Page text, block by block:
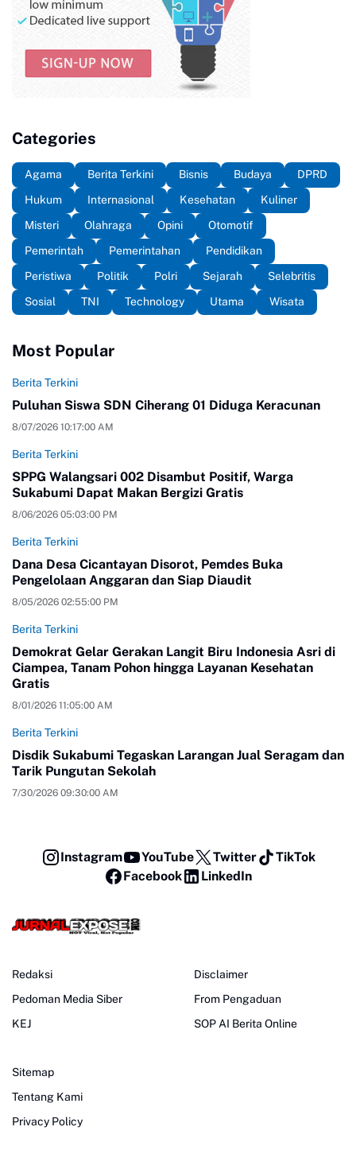
Categories
Agama Berita Terkini Bisnis Budaya
DPRD
Hukum
Internasional Kesehatan
Kuliner
Misteri
Olahraga Opini
Otomotif
Pemerintah
Pemerintahan
Pendidikan
Peristiwa
Politik Polri Sejarah
Selebritis
Sosial
TNI Technology Utama Wisata
Most Popular
Berita Terkini
Puluhan Siswa SDN Ciherang 01 Diduga Keracunan
8/07/2026 10:17:00 AM
Berita Terkini
SPPG Walangsari 002 Disambut Positif, Warga
Sukabumi Dapat Makan Bergizi Gratis
8/06/2026 05:03:00 PM
Berita Terkini
Dana Desa Cicantayan Disorot, Pemdes Buka
Pengelolaan Anggaran dan Siap Diaudit
8/05/2026 02:55:00 PM
Berita Terkini
Demokrat Gelar Gerakan Langit Biru Indonesia Asri di
Ciampea, Tanam Pohon hingga Layanan Kesehatan
Gratis
8/01/2026 11:05:00 AM
Berita Terkini
Disdik Sukabumi Tegaskan Larangan Jual Seragam dan
Tarik Pungutan Sekolah
7/30/2026 09:30:00 AM
Instagram YouTube Twitter
TikTok
Facebook
LinkedIn
Redaksi
Pedoman Media Siber
KEJ
Disclaimer
From Pengaduan
SOP AI Berita Online
Sitemap
Tentang Kami
Privacy Policy